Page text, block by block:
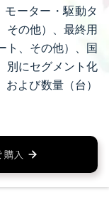
モーター・駆動タ
その他）、最終用
ト、その他）、国
別にセグメント化
よび数量（台）